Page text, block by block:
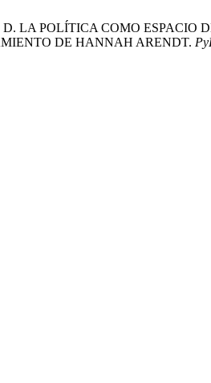
LA POLÍTICA COMO
DE HANNAH ARENDT.